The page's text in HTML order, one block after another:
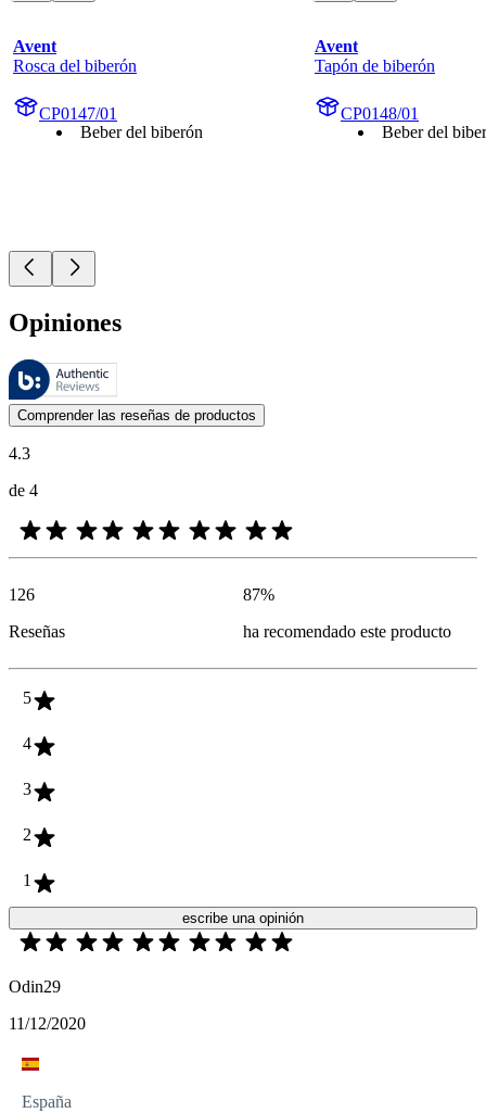
Avent
Rosca del biberón
CP0147/01
Beber del biberón
Avent
Tapón de biberón
CP0148/01
Beber del
Opiniones
Estas reseñas las gestiona Bazaarvoice y cumplen con la política de
Las opiniones de los clientes en forma de reseñas de productos y
Comprender las reseñas de productos
4.3
de 4
126
Reseñas
87%
ha recomendado este producto
5
4
3
2
1
escribe una opinión
Odin29
11/12/2020
España